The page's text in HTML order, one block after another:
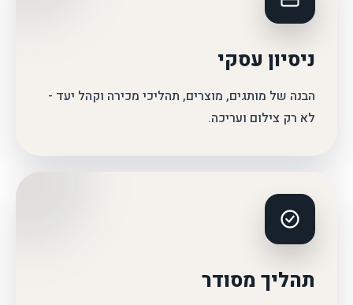
ניסיון עסקי
הבנה של מותגים, מוצרים, תהליכי מכירה וקהל יעד -
לא רק צילום ועריכה.
תהליך מסודר